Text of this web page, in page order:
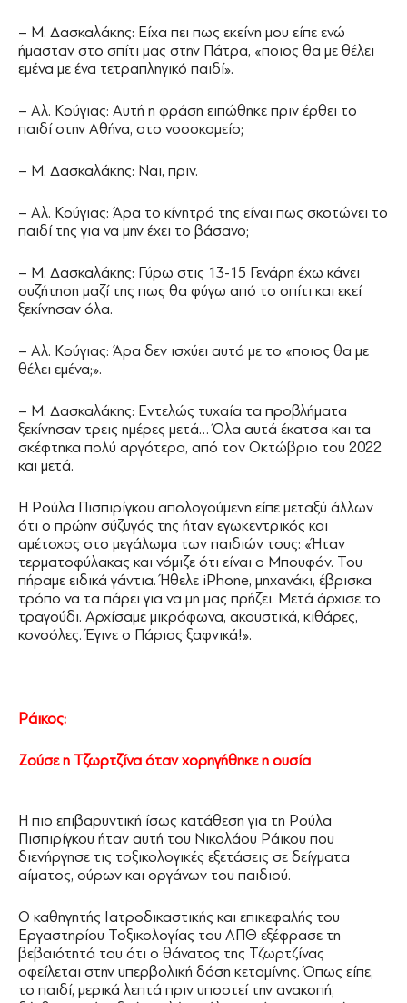
– Μ. Δασκαλάκης: Είχα πει πως εκείνη μου είπε ενώ
ήμασταν στο σπίτι μας στην Πάτρα, «ποιος θα με θέλει
εμένα με ένα τετραπληγικό παιδί».
– Αλ. Κούγιας: Αυτή η φράση ειπώθηκε πριν έρθει το
παιδί στην Αθήνα, στο νοσοκομείο;
– Μ. Δασκαλάκης: Ναι, πριν.
– Αλ. Κούγιας: Άρα το κίνητρό της είναι πως σκοτώνει το
παιδί της για να μην έχει το βάσανο;
– Μ. Δασκαλάκης: Γύρω στις 13-15 Γενάρη έχω κάνει
συζήτηση μαζί της πως θα φύγω από το σπίτι και εκεί
ξεκίνησαν όλα.
– Αλ. Κούγιας: Άρα δεν ισχύει αυτό με το «ποιος θα με
θέλει εμένα;».
– Μ. Δασκαλάκης: Εντελώς τυχαία τα προβλήματα
ξεκίνησαν τρεις ημέρες μετά… Όλα αυτά έκατσα και τα
σκέφτηκα πολύ αργότερα, από τον Οκτώβριο του 2022
και μετά.
Η Ρούλα Πισπιρίγκου απολογούμενη είπε μεταξύ άλλων
ότι ο πρώην σύζυγός της ήταν εγωκεντρικός και
αμέτοχος στο μεγάλωμα των παιδιών τους: «Ήταν
τερματοφύλακας και νόμιζε ότι είναι ο Μπουφόν. Του
πήραμε ειδικά γάντια. Ήθελε iPhone, μηχανάκι, έβρισκα
τρόπο να τα πάρει για να μη μας πρήζει. Μετά άρχισε το
τραγούδι. Αρχίσαμε μικρόφωνα, ακουστικά, κιθάρες,
κονσόλες. Έγινε ο Πάριος ξαφνικά!».
Ράικος:
Ζούσε η Τζωρτζίνα όταν χορηγήθηκε η ουσία
Η πιο επιβαρυντική ίσως κατάθεση για τη Ρούλα
Πισπιρίγκου ήταν αυτή του Νικολάου Ράικου που
διενήργησε τις τοξικολογικές εξετάσεις σε δείγματα
αίματος, ούρων και οργάνων του παιδιού.
Ο καθηγητής Ιατροδικαστικής και επικεφαλής του
Εργαστηρίου Τοξικολογίας του ΑΠΘ εξέφρασε τη
βεβαιότητά του ότι ο θάνατος της Τζωρτζίνας
οφείλεται στην υπερβολική δόση κεταμίνης. Όπως είπε,
το παιδί, μερικά λεπτά πριν υποστεί την ανακοπή,